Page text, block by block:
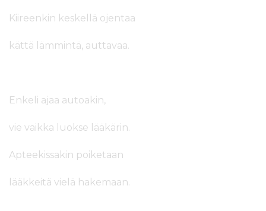
Kiireenkin keskellä ojentaa
kättä lämmintä, auttavaa.
Enkeli ajaa autoakin,
vie vaikka luokse lääkärin.
Apteekissakin poiketaan
lääkkeitä vielä hakemaan.